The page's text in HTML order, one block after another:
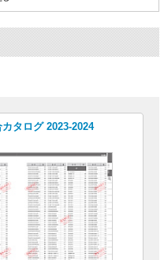
タログ 2023-2024